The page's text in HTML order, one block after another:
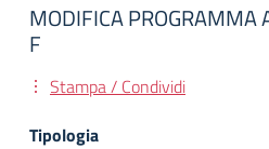
MODIFICA
F
Stampa / Condividi
Tipologia